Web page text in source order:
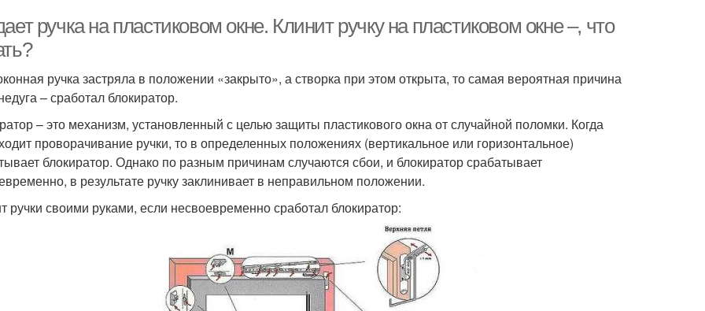
ручка на пластиковом окне. Клинит ручку на пластиковом окне –, что
ручка застряла в положении «закрыто», а створка при этом открыта, то самая вероятная причина
– сработал блокиратор.
– это механизм, установленный с целью защиты пластикового окна от случайной поломки. Когда
проворачивание ручки, то в определенных положениях (вертикальное или горизонтальное)
блокиратор. Однако по разным причинам случаются сбои, и блокиратор срабатывает
в результате ручку заклинивает в неправильном положении.
ручки своими руками, если несвоевременно сработал блокиратор: